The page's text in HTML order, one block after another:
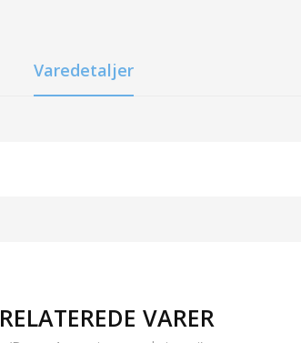
Varedetaljer
RELATEREDE VARER